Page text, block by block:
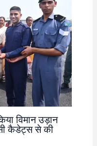
विमान उड़ान
कैडेट्स से की